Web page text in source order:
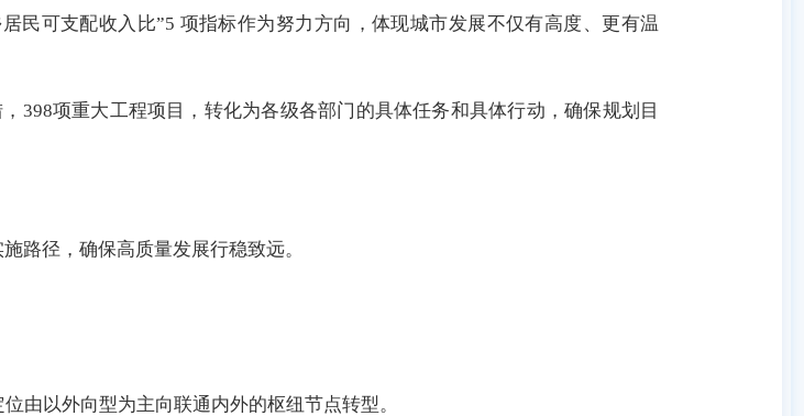
民可支配收入比”5 项指标作为努力方向，体现城市发展不仅有高度、更有温
项重大工程项目，转化为各级各部门的具体任务和具体行动，确保规划目
径，确保高质量发展行稳致远。
以外向型为主向联通内外的枢纽节点转型。